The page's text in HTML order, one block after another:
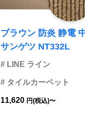
ブラウン 防炎 静電
サンゲツ NT332L
# LINE ライン
# タイルカーペット
11,620 円(税込)〜